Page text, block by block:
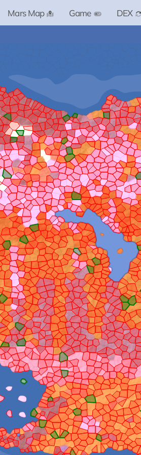
Mars Map Game DEX